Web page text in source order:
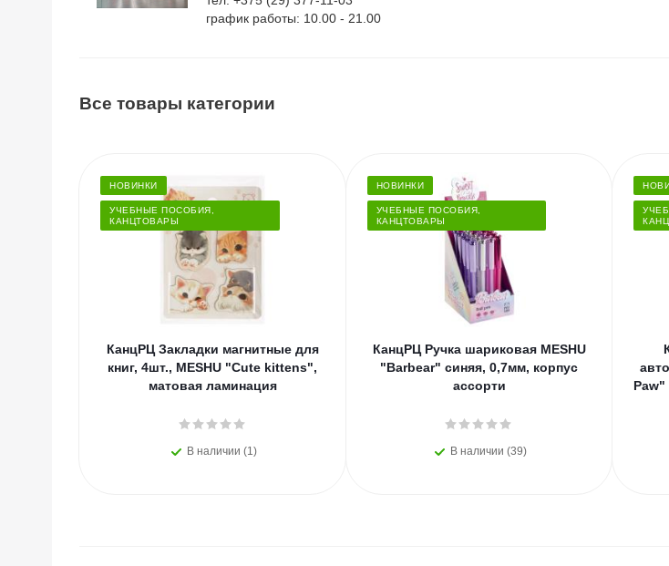
график работы: 10.00 - 21.00
Все товары категории
НОВИНКИ
УЧЕБНЫЕ ПОСОБИЯ,
КАНЦТОВАРЫ
КанцРЦ Закладки магнитные для
книг, 4шт., MESHU "Cute kittens",
матовая ламинация
В наличии (1)
НОВИНКИ
УЧЕБНЫЕ ПОСОБИЯ,
КАНЦТОВАРЫ
КанцРЦ Ручка шариковая MESHU
"Barbear" синяя, 0,7мм, корпус
ассорти
В наличии (39)
Paw"